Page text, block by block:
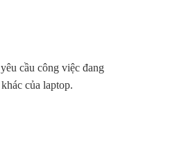
cầu công việc đang
của laptop.